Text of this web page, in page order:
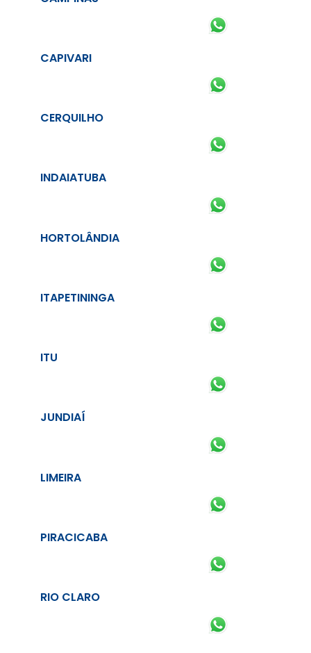
CAPIVARI
CERQUILHO
INDAIATUBA
HORTOLÂNDIA
ITAPETININGA
ITU
JUNDIAÍ
LIMEIRA
PIRACICABA
RIO CLARO